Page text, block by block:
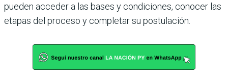
pueden acceder a las bases y condiciones, conocer las
etapas del proceso y completar su postulación.